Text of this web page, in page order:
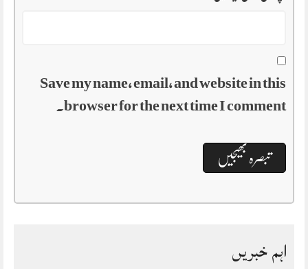
Save my name, email, and website in this
browser for the next time I comment.
اہم خبریں